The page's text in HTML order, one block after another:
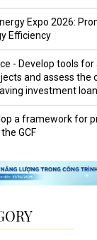
Expo 2026:
Efficiency
- Develop tools
and assess the
investment
a framework for
GCF